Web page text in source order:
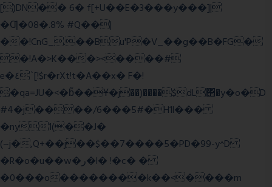
[)DN�� 6� f[+U��E�3���y���]|
�Ƣ�08�.8% #Q��|
��!CnG_.��Bu'P�V_��g��B�FG�
�!A�>K���><����#
e�٤`[!$r�rXt!t�A��x� F�!
̮�qa=JU�<�b̃��Ұ�j��)����$dL΢�y�o�D
#4�j����/6���5#�H1l���
�ny1(��J�
(~j�,Q+��j��$��7����5�PD�99-y^D
�R�o�u��w�ر�l� !�c� �
�0���o��������k��<����m